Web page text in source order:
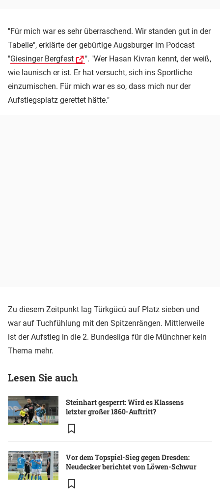
"Für mich war es sehr überraschend. Wir standen gut in der
Tabelle", erklärte der gebürtige Augsburger im Podcast
"Giesinger Bergfest
". "Wer Hasan Kivran kennt, der weiß,
wie launisch er ist. Er hat versucht, sich ins Sportliche
einzumischen. Für mich war es so, dass mich nur der
Aufstiegsplatz gerettet hätte."
Zu diesem Zeitpunkt lag Türkgücü auf Platz sieben und
war auf Tuchfühlung mit den Spitzenrängen. Mittlerweile
ist der Aufstieg in die 2. Bundesliga für die Münchner kein
Thema mehr.
Lesen Sie auch
Steinhart gesperrt: Wird es Klassens
letzter großer 1860-Auftritt?
Vor dem Topspiel-Sieg gegen Dresden:
Neudecker berichtet von Löwen-Schwur